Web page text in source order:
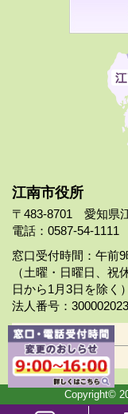
江南市役所
〒483-8701 愛知県
電話：0587-54-
窓口受付時間：午前
（土曜・日曜日、祝
日から1月3日を除く）
法人番号：
市役所案内
日曜市役所
Copyright©